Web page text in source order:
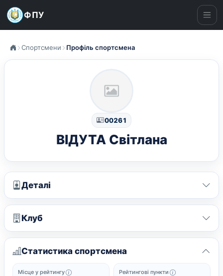
ФПУ
Спортсмени Профіль спортсмена
00261
ВІДУТА Світлана
Деталі
Клуб
Статистика спортсмена
Місце у рейтингу Офіційне місце у поточному рейтингу серед
Рейтингові пункти Поточні